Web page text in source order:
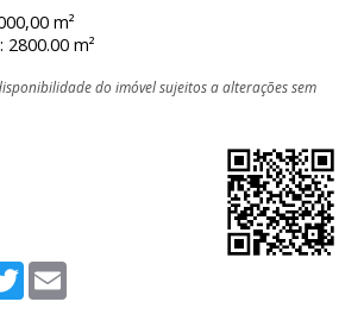
m²
m²
do imóvel sujeitos a alterações sem
Twitter